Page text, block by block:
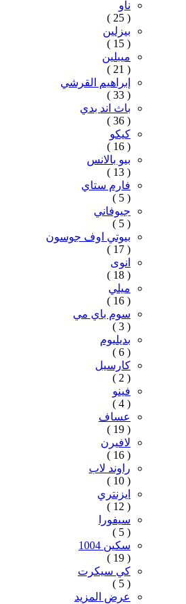
ناو
( 25 )
بيزلين
( 15 )
ميبلين
( 21 )
إبراهيم القرشي
( 33 )
باث اند بدي
( 36 )
كيكو
( 16 )
بيو بالانس
( 13 )
فارم ستاي
( 5 )
جيوفاني
( 5 )
بيوتي اوف جوسون
( 17 )
انوى
( 18 )
ميلي
( 16 )
سوم باي مي
( 3 )
بديليوم
( 6 )
كارسيل
( 2 )
فينو
( 4 )
عساف
( 19 )
لافيرن
( 16 )
راوند لاب
( 10 )
ايزنتري
( 12 )
سيفورا
( 5 )
سكين 1004
( 19 )
كي سيكرت
( 5 )
عرض المزيد